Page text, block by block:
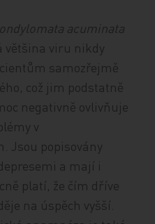
acuminata
většina viru nikdy
samozřejmě
což jim podstatně
negativně ovlivňuje
v
Jsou popisovány
a mají i
platí, že čím dříve
na úspěch vyšší.